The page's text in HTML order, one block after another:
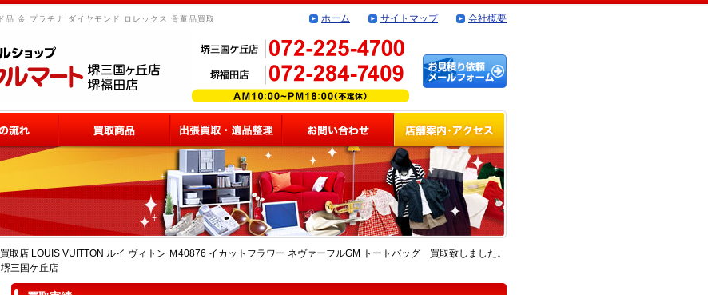
品 金 プラチナ ダイヤモンド ロレックス 骨董品買取 ホーム サイトマップ 会社概要
取店 LOUIS VUITTON ルイ ヴィトン Ｍ40876 イカットフラワー ネヴァーフルGM トートバッグ 買取致しました。
三国ケ丘店